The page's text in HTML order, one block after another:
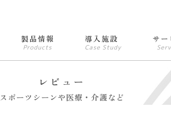
製品情報
Products
導入施設
Case Study
サー
レビュー
スポーツシーンや医療・介護など